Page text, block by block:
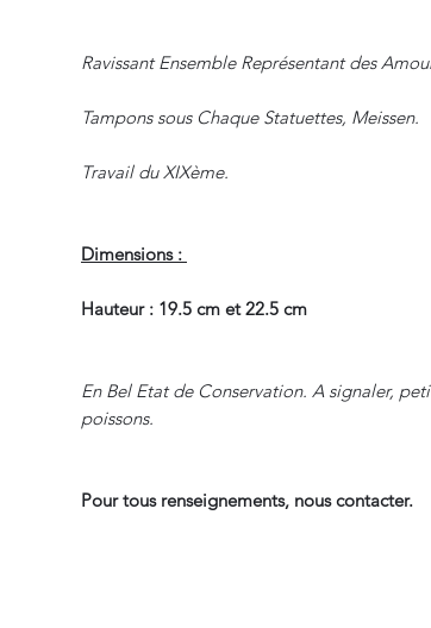
Ravissant Ensemble Représentant des
Tampons sous Chaque Statuettes, Meissen.
Travail du XIXème.
Dimensions :
Hauteur : 19.5 cm et 22.5 cm
En Bel Etat de Conservation. A signaler,
poissons.
Pour tous renseignements, nous contacter.